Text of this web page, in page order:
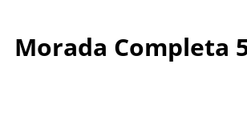
Morada Completa